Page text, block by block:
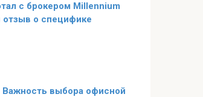
с брокером Millennium
отзыв о специфике
Важность выбора офисной